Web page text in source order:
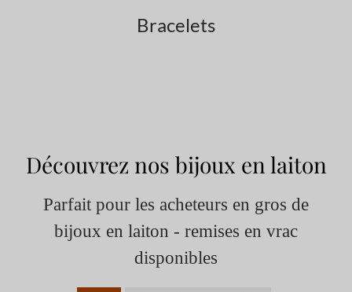
Bracelets
Découvrez nos bijoux en laiton
Parfait pour les acheteurs en gros de
bijoux en laiton - remises en vrac
disponibles